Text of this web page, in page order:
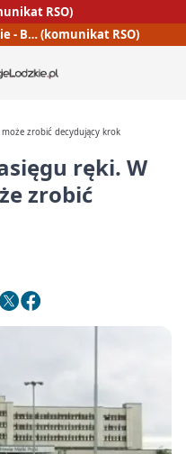
RSO)
- B… (komunikat RSO)
może zrobić decydujący krok
ręki. W
zrobić